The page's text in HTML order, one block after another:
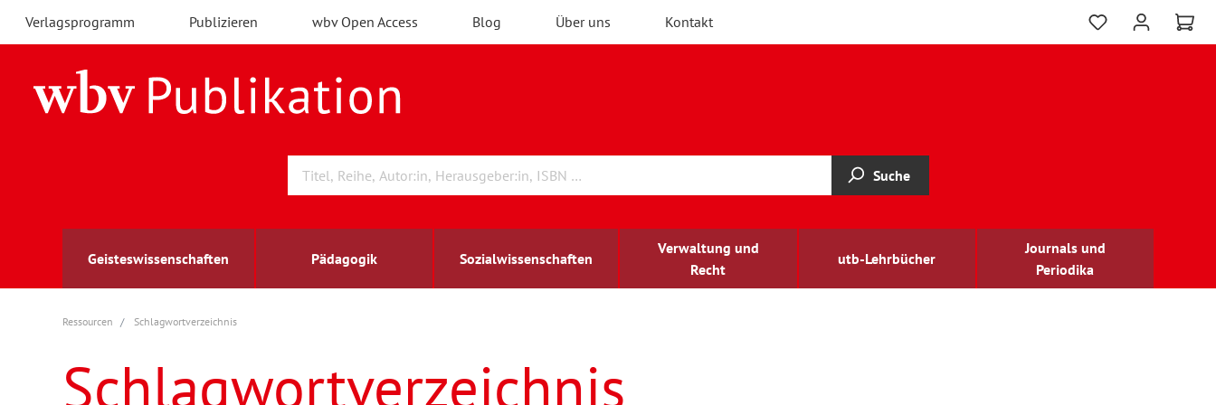
Verlagsprogramm Publizieren wbv Open Access Blog Über uns Kontakt
Suche
Geisteswissenschaften Pädagogik Sozialwissenschaften
Verwaltung und
Recht
utb-Lehrbücher
Journals und
Periodika
Archäologie
Berufs- und Wirtschaftspädagogik
Arbeitsmarktforschung
Außenwirtschaft
berufsbildung
Ressourcen Schlagwortverzeichnis
Schlagwortverzeichnis